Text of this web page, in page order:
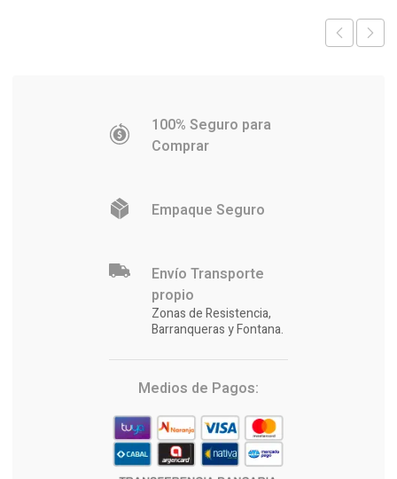
100% Seguro para
Comprar
Empaque Seguro
Envío Transporte
propio
Zonas de Resistencia,
Barranqueras y Fontana.
Medios de Pagos: